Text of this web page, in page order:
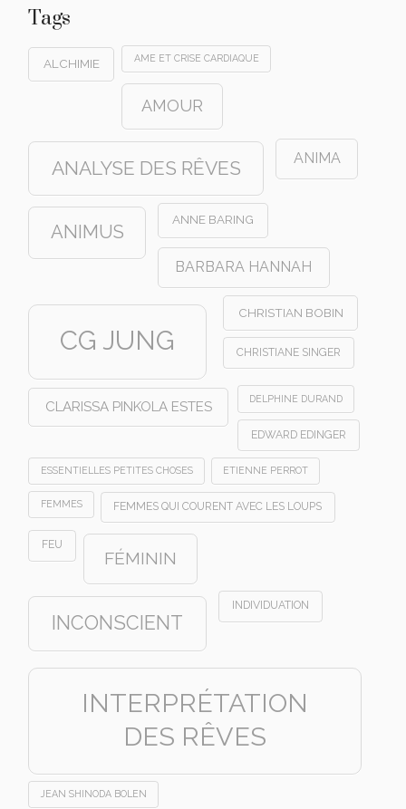
Tags
ALCHIMIE AME ET CRISE CARDIAQUE
AMOUR
ANALYSE DES RÊVES ANIMA
ANIMUS
ANNE BARING
BARBARA HANNAH
CG JUNG
CHRISTIAN BOBIN
CHRISTIANE SINGER
CLARISSA PINKOLA ESTES DELPHINE DURAND
EDWARD EDINGER
ESSENTIELLES PETITES CHOSES ETIENNE PERROT
FEMMES FEMMES QUI COURENT AVEC LES LOUPS
FEU
FÉMININ
INCONSCIENT
INDIVIDUATION
INTERPRÉTATION
DES RÊVES
JEAN SHINODA BOLEN